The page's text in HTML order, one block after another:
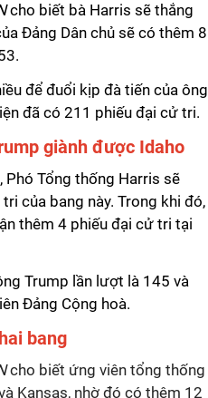
cho biết bà Harris sẽ thắng
Đảng Dân chủ sẽ có thêm 8
để đuổi kịp đà tiến của ông
đã có 211 phiếu đại cử tri.
giành được Idaho
Tổng thống Harris sẽ
của bang này. Trong khi đó,
thêm 4 phiếu đại cử tri tại
Trump lần lượt là 145 và
Đảng Cộng hoà.
bang
cho biết ứng viên tổng thống
Kansas, nhờ đó có thêm 12